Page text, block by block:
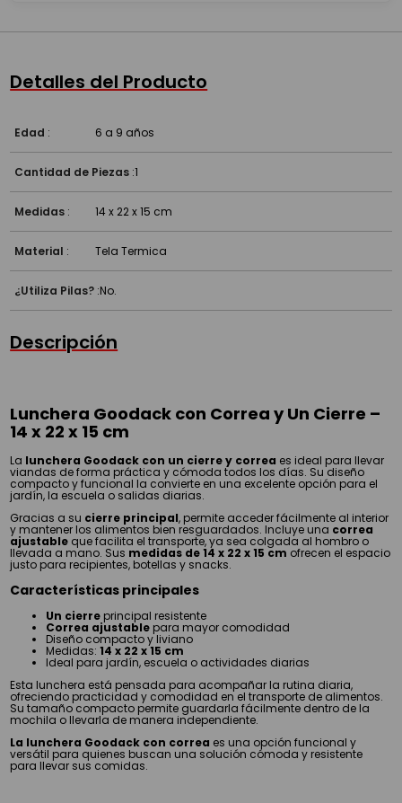
¿Es resistente para el uso diario?
Detalles del Producto
Edad : 6 a 9 años
Cantidad de Piezas :1
Medidas : 14 x 22 x 15 cm
Material : Tela Termica
¿Utiliza Pilas? :No.
Descripción
Lunchera Goodack con Correa y Un Cierre –
14 x 22 x 15 cm
La lunchera Goodack con un cierre y correa es ideal para llevar
viandas de forma práctica y cómoda todos los días. Su diseño
compacto y funcional la convierte en una excelente opción para el
jardín, la escuela o salidas diarias.
Gracias a su cierre principal, permite acceder fácilmente al interior
y mantener los alimentos bien resguardados. Incluye una correa
ajustable que facilita el transporte, ya sea colgada al hombro o
llevada a mano. Sus medidas de 14 x 22 x 15 cm ofrecen el espacio
justo para recipientes, botellas y snacks.
Características principales
Un cierre principal resistente
Correa ajustable para mayor comodidad
Diseño compacto y liviano
Medidas:14 x 22 x 15 cm
Ideal para jardín, escuela o actividades diarias
Esta lunchera está pensada para acompañar la rutina diaria,
ofreciendo practicidad y comodidad en el transporte de alimentos.
Su tamaño compacto permite guardarla fácilmente dentro de la
mochila o llevarla de manera independiente.
La lunchera Goodack con correa es una opción funcional y
versátil para quienes buscan una solución cómoda y resistente
para llevar sus comidas.